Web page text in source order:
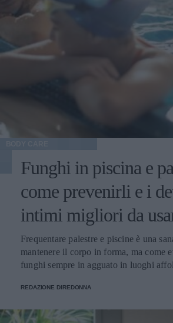
Funghi in piscina e
come prevenirli e i
intimi migliori da
Frequentare palestre e piscine è una
mantenere il corpo in forma, ma come
funghi sempre in agguato in luoghi
REDAZIONE DIREDONNA